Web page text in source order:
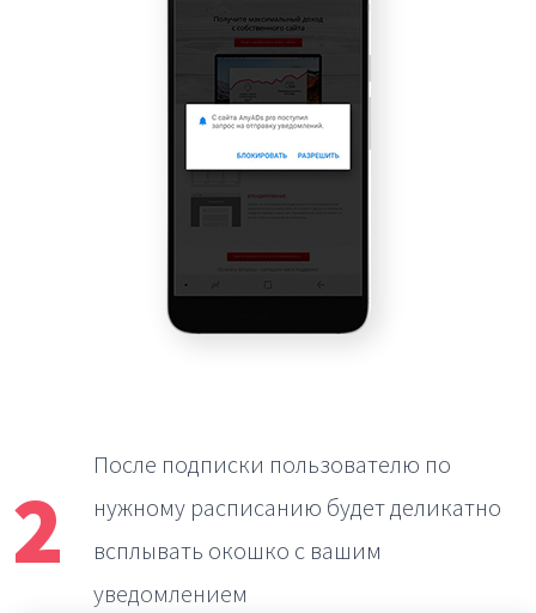
2
После подписки пользователю по
нужному расписанию будет деликатно
всплывать окошко с вашим
уведомлением